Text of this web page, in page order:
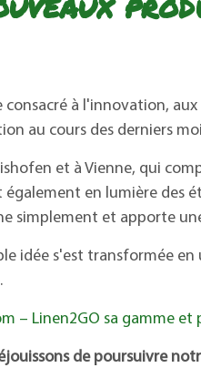
à l'innovation,
au cours des derniers
et à Vienne, qui
en lumière des
simplement et apporte
idée s'est transformée
– Linen2GO sa gamme
de poursuivre